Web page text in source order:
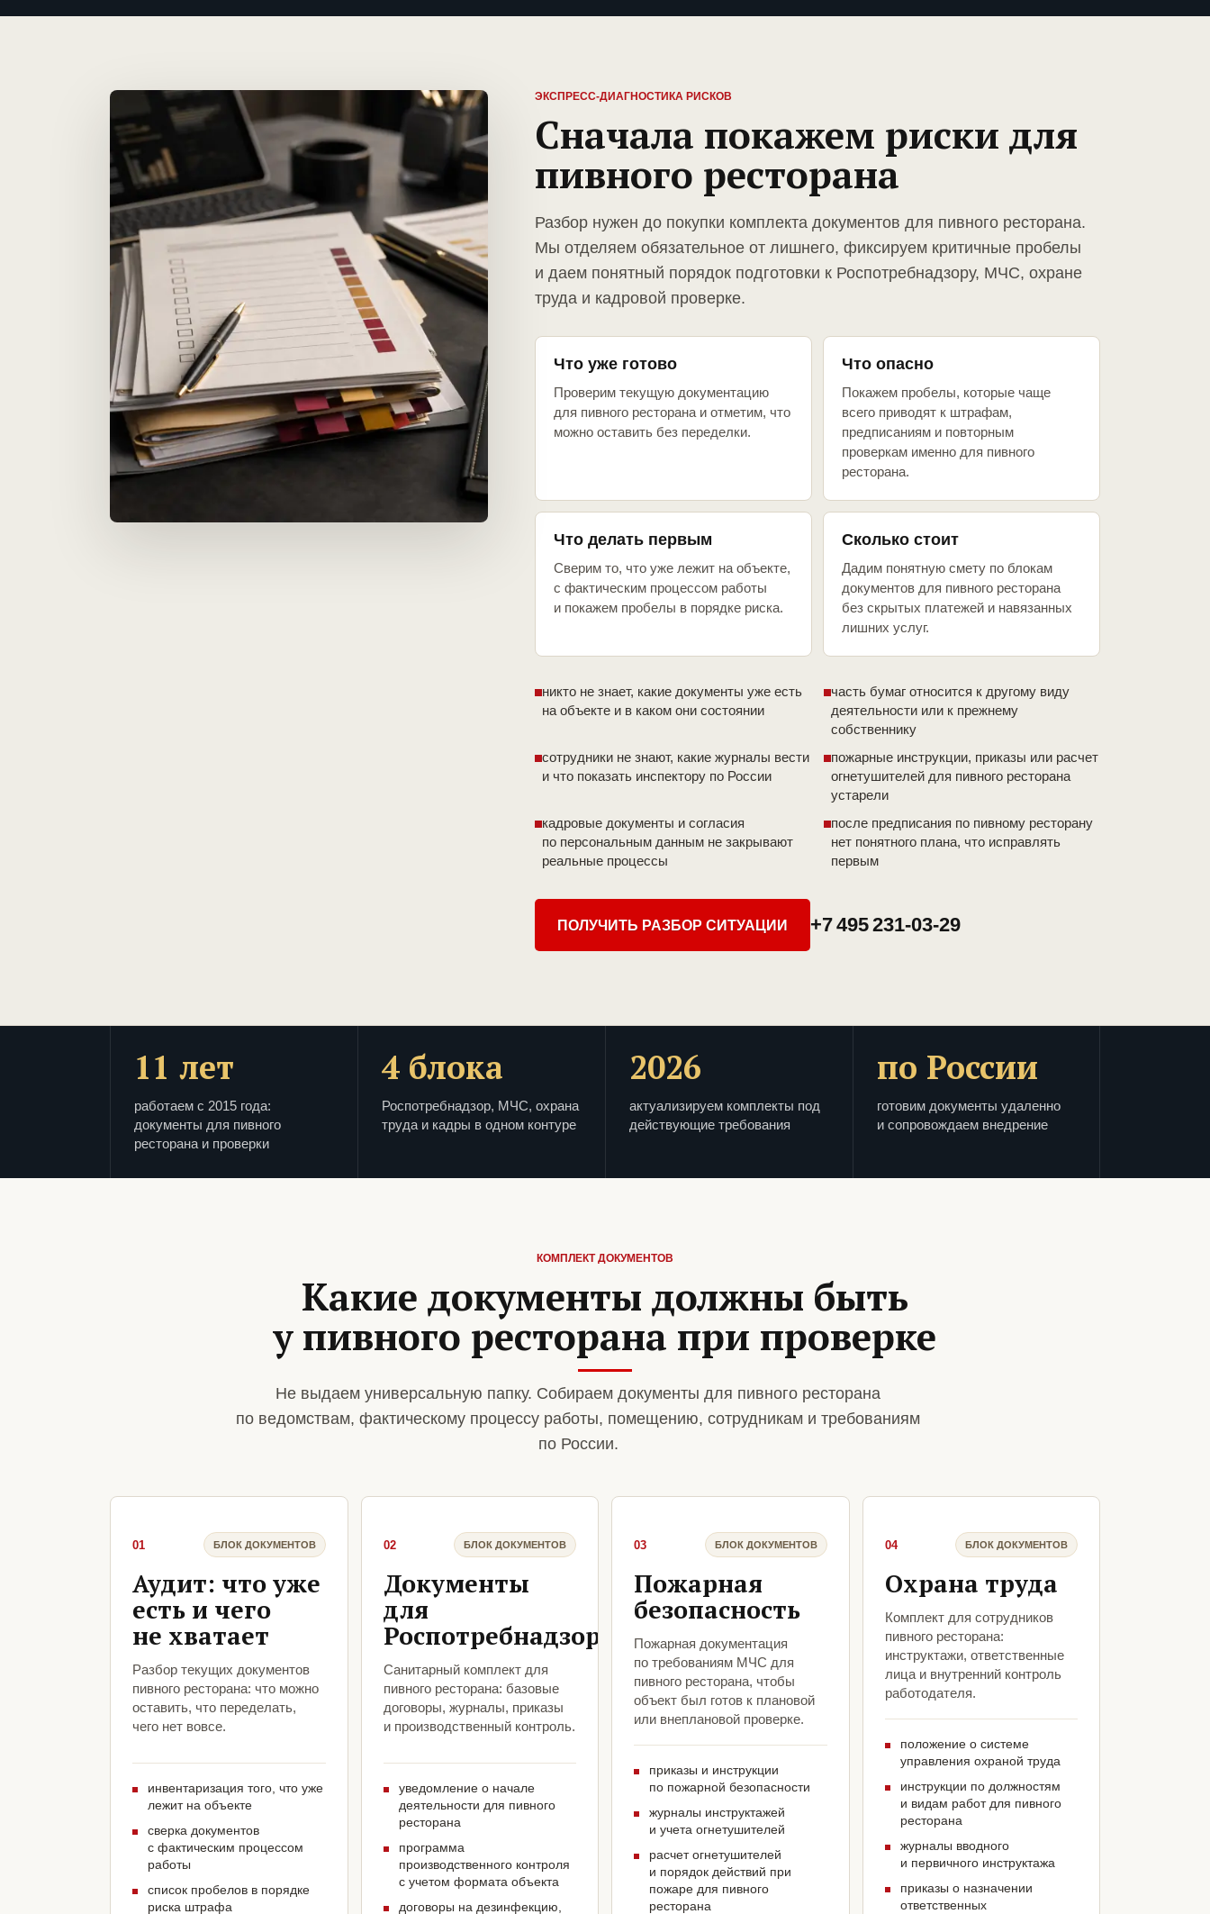
ЭКСПРЕСС-ДИАГНОСТИКА РИСКОВ
Сначала покажем риски для
пивного ресторана
Разбор нужен до покупки комплекта документов для пивного ресторана.
Мы отделяем обязательное от лишнего, фиксируем критичные пробелы
и даем понятный порядок подготовки к Роспотребнадзору, МЧС, охране
труда и кадровой проверке.
Что уже готово
Проверим текущую документацию
для пивного ресторана и отметим, что
можно оставить без переделки.
Что опасно
Покажем пробелы, которые чаще
всего приводят к штрафам,
предписаниям и повторным
проверкам именно для пивного
ресторана.
Что делать первым
Сверим то, что уже лежит на объекте,
с фактическим процессом работы
и покажем пробелы в порядке риска.
Сколько стоит
Дадим понятную смету по блокам
документов для пивного ресторана
без скрытых платежей и навязанных
лишних услуг.
никто не знает, какие документы уже есть
на объекте и в каком они состоянии
часть бумаг относится к другому виду
деятельности или к прежнему
собственнику
сотрудники не знают, какие журналы вести
и что показать инспектору по России
пожарные инструкции, приказы или расчет
огнетушителей для пивного ресторана
устарели
кадровые документы и согласия
по персональным данным не закрывают
реальные процессы
после предписания по пивному ресторану
нет понятного плана, что исправлять
первым
ПОЛУЧИТЬ РАЗБОР СИТУАЦИИ +7 495 231-03-29
11 лет
работаем с 2015 года:
документы для пивного
ресторана и проверки
4 блока
Роспотребнадзор, МЧС, охрана
труда и кадры в одном контуре
2026
актуализируем комплекты под
действующие требования
по России
готовим документы удаленно
и сопровождаем внедрение
КОМПЛЕКТ ДОКУМЕНТОВ
Какие документы должны быть
у пивного ресторана при проверке
Не выдаем универсальную папку. Собираем документы для пивного ресторана
по ведомствам, фактическому процессу работы, помещению, сотрудникам и требованиям
по России.
01 БЛОК ДОКУМЕНТОВ
Аудит: что уже
есть и чего
не хватает
Разбор текущих документов
пивного ресторана: что можно
оставить, что переделать,
чего нет вовсе.
инвентаризация того, что уже
лежит на объекте
сверка документов
с фактическим процессом
работы
список пробелов в порядке
риска штрафа
02 БЛОК ДОКУМЕНТОВ
Документы
для
Роспотребнадзора
Санитарный комплект для
пивного ресторана: базовые
договоры, журналы, приказы
и производственный контроль.
уведомление о начале
деятельности для пивного
ресторана
программа
производственного контроля
с учетом формата объекта
договоры на дезинфекцию,
03 БЛОК ДОКУМЕНТОВ
Пожарная
безопасность
Пожарная документация
по требованиям МЧС для
пивного ресторана, чтобы
объект был готов к плановой
или внеплановой проверке.
приказы и инструкции
по пожарной безопасности
журналы инструктажей
и учета огнетушителей
расчет огнетушителей
и порядок действий при
пожаре для пивного
ресторана
04 БЛОК ДОКУМЕНТОВ
Охрана труда
Комплект для сотрудников
пивного ресторана:
инструктажи, ответственные
лица и внутренний контроль
работодателя.
положение о системе
управления охраной труда
инструкции по должностям
и видам работ для пивного
ресторана
журналы вводного
и первичного инструктажа
приказы о назначении
ответственных